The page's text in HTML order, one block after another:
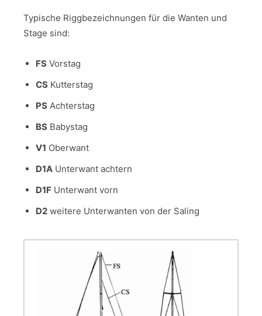
Typische Riggbezeichnungen für die Wanten und
Stage sind:
FS Vorstag
CS Kutterstag
PS Achterstag
BS Babystag
V1 Oberwant
D1A Unterwant achtern
D1F Unterwant vorn
D2 weitere Unterwanten von der Saling